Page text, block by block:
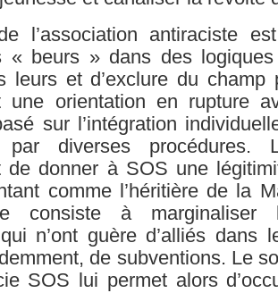
l’association antiraciste
« beurs » dans des
leurs et d’exclure du champ
une orientation en rupture
sur l’intégration
diverses procédures.
de donner à SOS une
comme l’héritière de la
consiste à marginaliser
n’ont guère d’alliés dans
de subventions. Le
SOS lui permet alors